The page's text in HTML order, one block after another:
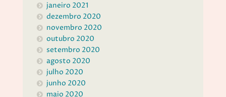
janeiro 2021
dezembro 2020
novembro 2020
outubro 2020
setembro 2020
agosto 2020
julho 2020
junho 2020
maio 2020